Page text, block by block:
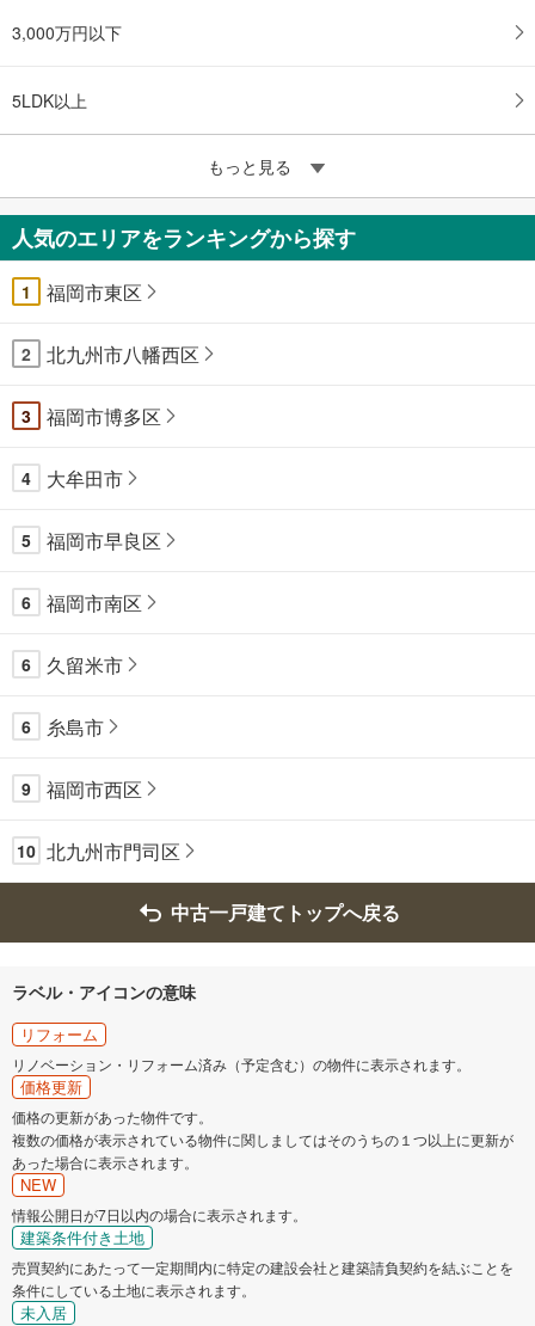
3,000万円以下
5LDK以上
もっと見る
人気のエリアをランキングから探す
1 福岡市東区
2 北九州市八幡西区
3 福岡市博多区
4 大牟田市
5 福岡市早良区
6 福岡市南区
6 久留米市
6 糸島市
9 福岡市西区
10 北九州市門司区
中古一戸建てトップへ戻る
ラベル・アイコンの意味
リフォーム
リノベーション・リフォーム済み（予定含む）の物件に表示されます。
価格更新
価格の更新があった物件です。
複数の価格が表示されている物件に関しましてはそのうちの１つ以上に更新が
あった場合に表示されます。
NEW
情報公開日が7日以内の場合に表示されます。
建築条件付き土地
売買契約にあたって一定期間内に特定の建設会社と建築請負契約を結ぶことを
条件にしている土地に表示されます。
未入居